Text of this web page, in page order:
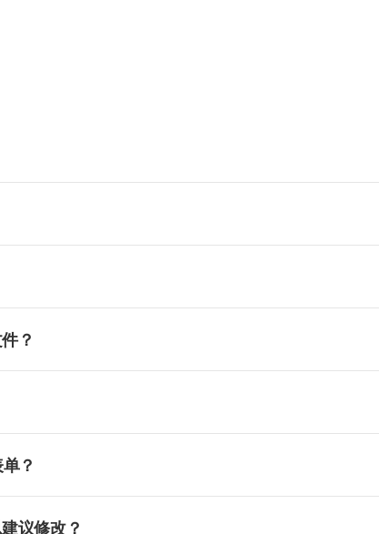
？
？
议修改？